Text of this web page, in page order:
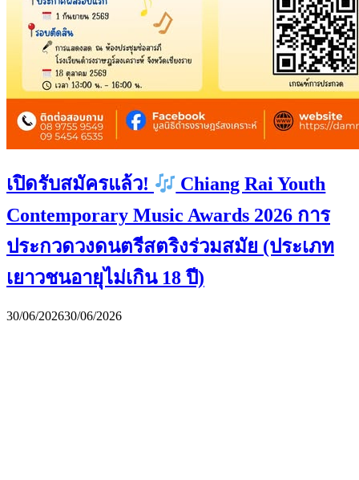
เปิดรับสมัครแล้ว!
Chiang Rai Youth
Contemporary Music Awards 2026 การ
ประกวดวงดนตรีสตริงร่วมสมัย (ประเภท
เยาวชนอายุไม่เกิน 18 ปี)
30/06/202630/06/2026